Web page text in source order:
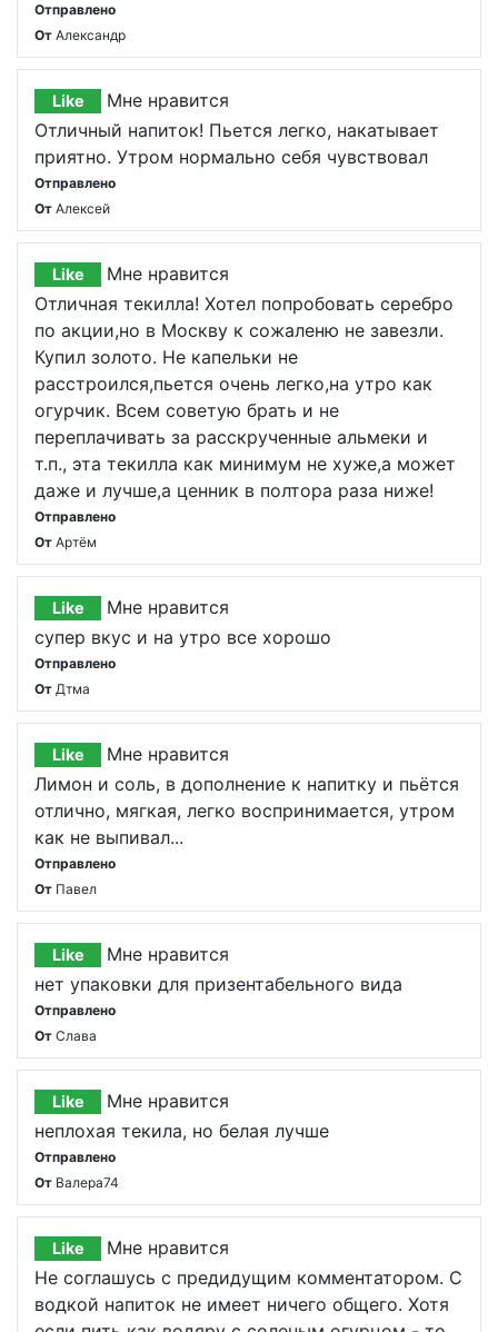
Отправлено
От Александр
Like
Мне нравится
Отличный напиток! Пьется легко, накатывает
приятно. Утром нормально себя чувствовал
Отправлено
От Алексей
Like
Мне нравится
Отличная текилла! Хотел попробовать серебро
по акции,но в Москву к сожаленю не завезли.
Купил золото. Не капельки не
расстроился,пьется очень легко,на утро как
огурчик. Всем советую брать и не
переплачивать за расскрученные альмеки и
т.п., эта текилла как минимум не хуже,а может
даже и лучше,а ценник в полтора раза ниже!
Отправлено
От Артём
Like
Мне нравится
супер вкус и на утро все хорошо
Отправлено
От Дтма
Like
Мне нравится
Лимон и соль, в дополнение к напитку и пьётся
отлично, мягкая, легко воспринимается, утром
как не выпивал...
Отправлено
От Павел
Like
Мне нравится
нет упаковки для призентабельного вида
Отправлено
От Слава
Like
Мне нравится
неплохая текила, но белая лучше
Отправлено
От Валера74
Like
Мне нравится
Не соглашусь с предидущим комментатором. С
водкой напиток не имеет ничего общего. Хотя